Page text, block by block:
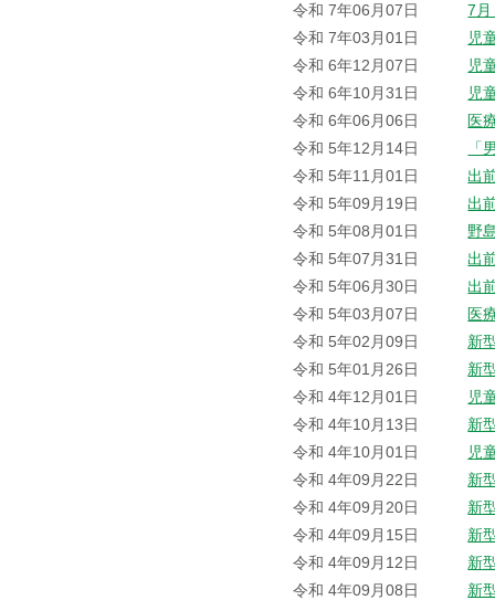
令和 7年06月07日
7月
令和 7年03月01日
児
令和 6年12月07日
児
令和 6年10月31日
児
令和 6年06月06日
医
令和 5年12月14日
「
令和 5年11月01日
出
令和 5年09月19日
出
令和 5年08月01日
野
令和 5年07月31日
出
令和 5年06月30日
出
令和 5年03月07日
医
令和 5年02月09日
新
令和 5年01月26日
新
令和 4年12月01日
児
令和 4年10月13日
新
令和 4年10月01日
児
令和 4年09月22日
新
令和 4年09月20日
新
令和 4年09月15日
新
令和 4年09月12日
新
令和 4年09月08日
新